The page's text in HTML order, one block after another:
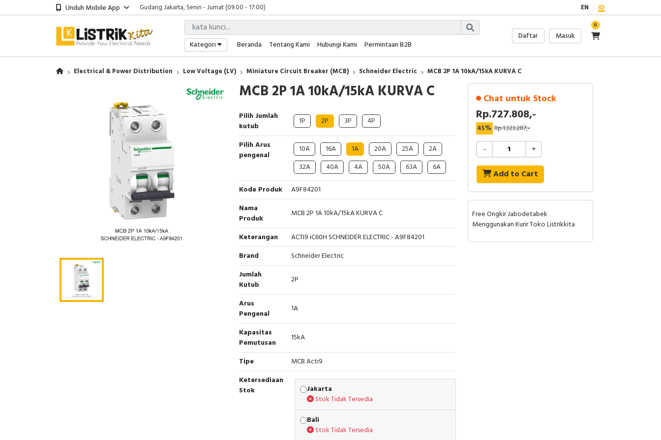
Unduh Mobile App
Showroom Bali, Senin - Jumat (09:00 - 17:00)
Kantor Jakarta, Senin - Jumat (08:00 - 17:00)
Gudang Jakarta, Senin - Jumat (09:00 - 17:00)
Showroom Bali, Senin - Jumat (09:00 - 17:00)
EN ID
Kategori Beranda Tentang Kami Hubungi Kami Permintaan B2B
Daftar Masuk
0
Electrical & Power Distribution Low Voltage (LV) Miniature Circuit Breaker (MCB) Schneider Electric MCB 2P 1A 10kA/15kA KURVA C
MCB 2P 1A 10kA/15kA KURVA C
Pilih Jumlah
kutub
1P 2P 3P 4P
Pilih Arus
pengenal
10A 16A 1A 20A 25A
2A
32A
40A 4A 50A 63A
6A
Kode Produk
A9F84201
Nama
Produk
MCB 2P 1A 10kA/15kA KURVA C
Keterangan
ACTI9 iC60H SCHNEIDER ELECTRIC - A9F84201
Brand
Schneider Electric
Jumlah
Kutub
2P
Arus
Pengenal
1A
Kapasitas
Pemutusan
15kA
Tipe
MCB Acti9
Ketersediaan
Stok
Jakarta
Stok Tidak Tersedia
Bali
Stok Tidak Tersedia
Chat untuk Stock
Rp.727.808,-
45% Rp.1.323.287,-
- +
Add to Cart
Free Ongkir Jabodetabek
Menggunakan Kurir Toko Listrikkita